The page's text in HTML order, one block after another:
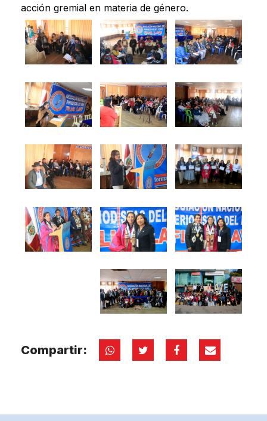
acción gremial en materia de género.
Compartir: